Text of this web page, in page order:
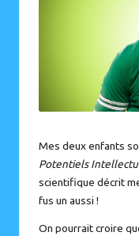
Mes deux enfants
Potentiels
scientifique décrit
fus un aussi !
On pourrait croire